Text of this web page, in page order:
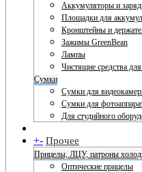
Аккумуляторы и
Площадки для
Кронштейны и
Зажимы GreenBean
Лампы
Чистящие средства
Сумки
Сумки для
Сумки для
Для студийного
+- Прочее
Прицелы, ЛЦУ, патроны
Оптические прицелы